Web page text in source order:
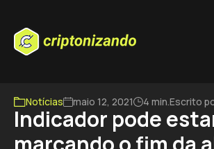
Notícias maio 12, 2021 4 min.Escrito
Indicador pode